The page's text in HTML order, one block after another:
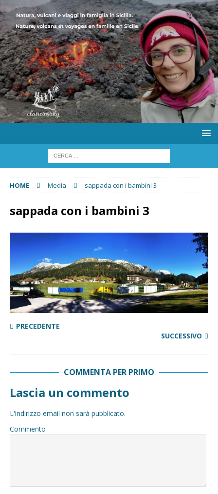
HOME Media sappada con i bambini 3
sappada con i bambini 3
PRECEDENTE
SUCCESSIVO
COMMENTA PER PRIMO
Lascia un commento
L'indirizzo email non sarà pubblicato.
Commento